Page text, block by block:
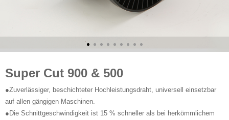
Super Cut 900 & 500
●Zuverlässiger, beschichteter Hochleistungsdraht, universell einsetzbar
auf allen gängigen Maschinen.
●Die Schnittgeschwindigkeit ist 15 % schneller als bei herkömmlichem